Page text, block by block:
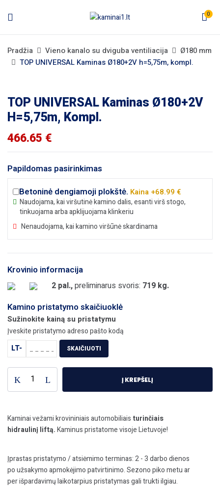
0
Pradžia Vieno kanalo su dviguba ventiliacija
Ø180 mm
TOP UNIVERSAL Kaminas Ø180+2V h=5,75m, kompl.
TOP UNIVERSAL Kaminas Ø180+2V
H=5,75m, Kompl.
466.65 €
Papildomas pasirinkimas
Betoninė dengiamoji plokštė. Kaina +68.99 €
Naudojama, kai viršutinė kamino dalis, esanti virš stogo,
tinkuojama arba apklijuojama klinkeriu
Nenaudojama, kai kamino viršūnė skardinama
Krovinio informacija
2 pal.,preliminarus svoris: 719 kg.
Kamino pristatymo skaičiuoklė
Sužinokite kainą su pristatymu
Įveskite pristatymo adreso pašto kodą
LT-
SKAIČIUOTI
Į KREPŠELĮ
Kaminai vežami krovininiais automobiliais turinčiais
hidraulinį liftą.Kaminus pristatome visoje Lietuvoje!
Įprastas pristatymo / atsiėmimo terminas: 2 - 3 darbo dienos
po užsakymo apmokėjimo patvirtinimo. Sezono piko metu ar
per išpardavimų laikotarpius pristatymas gali trukti ilgiau.